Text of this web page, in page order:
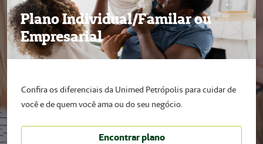
Plano Individual/Familar ou
Empresarial
Confira os diferenciais da Unimed Petrópolis para cuidar de
você e de quem você ama ou do seu negócio.
Encontrar plano